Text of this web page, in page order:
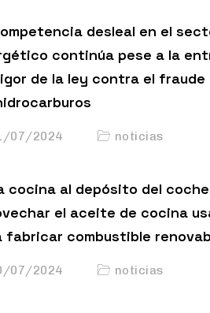
desleal en el
continúa pese a la
de la ley contra el fraude
07/2024 noticias
cocina al depósito del
el aceite de cocina
fabricar combustible
07/2024 noticias